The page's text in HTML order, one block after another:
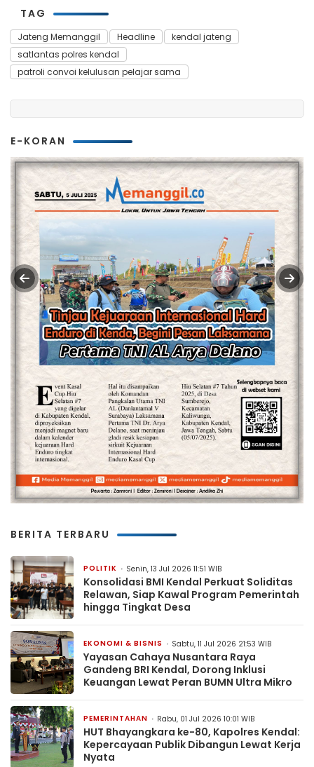
TAG
Jateng Memanggil Headline
kendal jateng
satlantas polres kendal
patroli convoi kelulusan pelajar sama
E-KORAN
BERITA TERBARU
POLITIK Senin, 13 Jul 2026 11:51 WIB
Konsolidasi BMI Kendal Perkuat Soliditas
Relawan, Siap Kawal Program Pemerintah
hingga Tingkat Desa
EKONOMI & BISNIS Sabtu, 11 Jul 2026 21:53 WIB
Yayasan Cahaya Nusantara Raya
Gandeng BRI Kendal, Dorong Inklusi
Keuangan Lewat Peran BUMN Ultra Mikro
PEMERINTAHAN Rabu, 01 Jul 2026 10:01 WIB
HUT Bhayangkara ke-80, Kapolres Kendal:
Kepercayaan Publik Dibangun Lewat Kerja
Nyata